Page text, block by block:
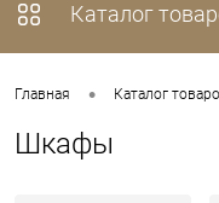
Каталог
Главная • Каталог
Шкафы